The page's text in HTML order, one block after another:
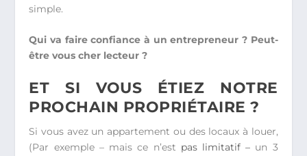
simple.
Qui va faire confiance à un entrepreneur ? Peut-
être vous cher lecteur ?
ET SI VOUS ÉTIEZ NOTRE
PROCHAIN PROPRIÉTAIRE ?
Si vous avez un appartement ou des locaux à louer,
(Par exemple – mais ce n’est pas limitatif – un 3